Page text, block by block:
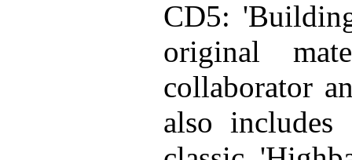
CD5:
original
collaborator
also